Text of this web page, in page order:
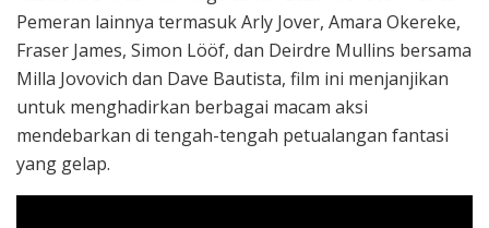
Pemeran lainnya termasuk Arly Jover, Amara Okereke,
Fraser James, Simon Lööf, dan Deirdre Mullins bersama
Milla Jovovich dan Dave Bautista, film ini menjanjikan
untuk menghadirkan berbagai macam aksi
mendebarkan di tengah-tengah petualangan fantasi
yang gelap.